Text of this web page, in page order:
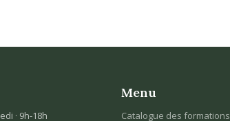
· 9h-18h
Menu
Catalogue des formations